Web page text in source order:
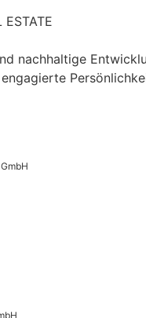
nachhaltige